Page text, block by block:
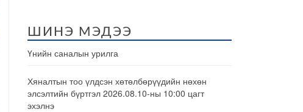
ШИНЭ МЭДЭЭ
Үнийн саналын урилга
Хяналтын тоо үлдсэн хөтөлбөрүүдийн нөхөн
элсэлтийн бүртгэл 2026.08.10-ны 10:00 цагт
эхэлнэ